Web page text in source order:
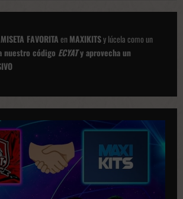
FAVORITAenMAXIKITSy lúcela como un
nuestro código ECYATy aprovecha un